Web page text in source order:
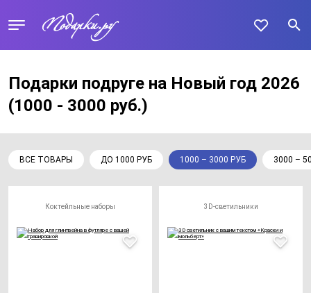
Подарки подруге на Новый год 2026
(1000 - 3000 руб.)
ВСЕ ТОВАРЫ ДО 1000 РУБ 1000 – 3000 РУБ 3000 –
Коктейльные наборы 3D-светильники